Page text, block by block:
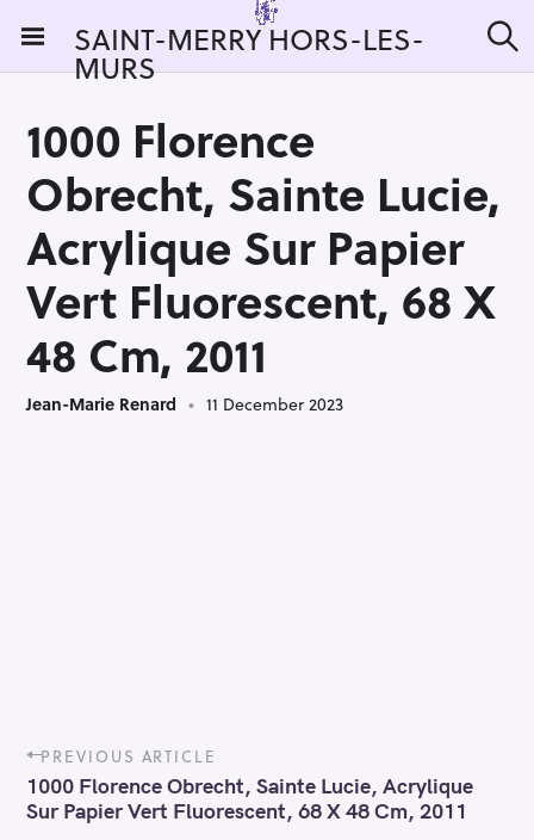
i
SAINT-MERRY HORS-LES-
MURS e
1000 Florence
Obrecht, Sainte Lucie,
Acrylique Sur Papier
Vert Fluorescent, 68 X
48 Cm, 2011
Jean-Marie Renard 11 December 2023
P
o
s
t
PREVIOUS ARTICLE
1000 Florence Obrecht, Sainte Lucie, Acrylique
Sur Papier Vert Fluorescent, 68 X 48 Cm, 2011